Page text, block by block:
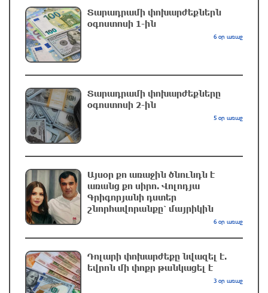
Վթար Լոռու մարզում․ փրկարարները
վարորդին դուրս են բերել արգելափակումից
Երևանում երթուղիների փոփոխություն կլինի
մենամարտի չեղարկման պատճառը
բացահայտվել է
7 ժամ առաջ
Տարադրամի փոխարժեքներն
օգոստոսի 1-ին
6 օր առաջ
Տարադրամի փոխարժեքները
օգոստոսի 2-ին
5 օր առաջ
Այսօր քո առաջին ծնունդն է
առանց քո սիրո. Վոլոդյա
Գրիգորյանի դստեր
շնորհավորանքը՝ մայրիկին
6 օր առաջ
Դոլարի փոխարժեքը նվազել է.
եվրոն մի փոքր թանկացել է
3 օր առաջ